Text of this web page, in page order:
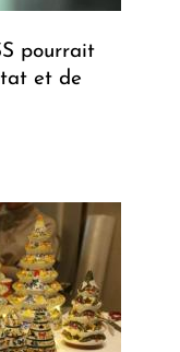
pourrait
et de